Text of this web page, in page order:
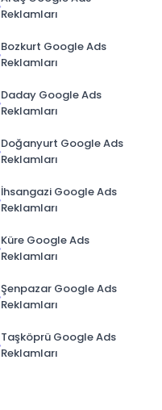
Reklamları
Bozkurt Google Ads
Reklamları
Daday Google Ads
Reklamları
Doğanyurt Google Ads
Reklamları
İhsangazi Google Ads
Reklamları
Küre Google Ads
Reklamları
Şenpazar Google Ads
Reklamları
Taşköprü Google Ads
Reklamları